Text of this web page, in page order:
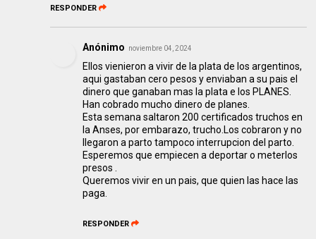
RESPONDER
Anónimo noviembre 04, 2024
Ellos vienieron a vivir de la plata de los argentinos,
aqui gastaban cero pesos y enviaban a su pais el
dinero que ganaban mas la plata e los PLANES.
Han cobrado mucho dinero de planes.
Esta semana saltaron 200 certificados truchos en
la Anses, por embarazo, trucho.Los cobraron y no
llegaron a parto tampoco interrupcion del parto.
Esperemos que empiecen a deportar o meterlos
presos .
Queremos vivir en un pais, que quien las hace las
paga.
RESPONDER